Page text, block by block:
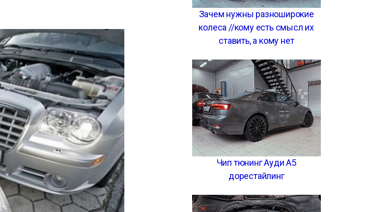
Зачем нужны разноширокие
колеса //кому есть смысл их
ставить, а кому нет
Чип тюнинг Ауди А5
дорестайлинг